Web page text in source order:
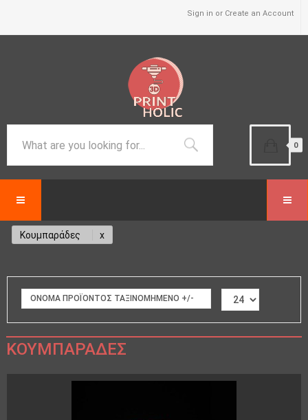
Sign in or Create an Account
0
Κουμπαράδες
ΟΝΟΜΑ ΠΡΟΪΌΝΤΟΣ ΤΑΞΙΝΟΜΗΜΈΝΟ +/-
ΚΟΥΜΠΑΡΆΔΕΣ